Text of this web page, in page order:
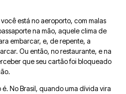
está no aeroporto, com malas
na mão, aquele clima de
embarcar, e, de repente, a
Ou então, no restaurante, e na
que seu cartão foi bloqueado
No Brasil, quando uma dívida vira